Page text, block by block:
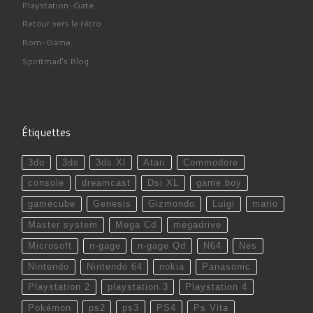
Playstation-Gate.
Retour vers le rétro
Rom-Game.
Spiritmad's Blog
Étiquettes
3do 3ds 3ds Xl Atari Commodore
console dreamcast Dsi XL game boy
gamecube Genesis Gizmondo Luigi mario
Master system Mega Cd megadrive
Microsoft n-gage n-gage Qd N64 Nes
Nintendo Nintendo 64 nokia Panasonic
Playstation 2 playstation 3 Playstation 4
Pokémon ps2 ps3 PS4 Ps Vita